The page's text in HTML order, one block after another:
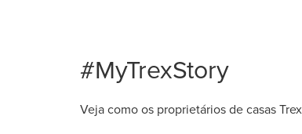
#MyTrexStory
Veja como os proprietários de casas